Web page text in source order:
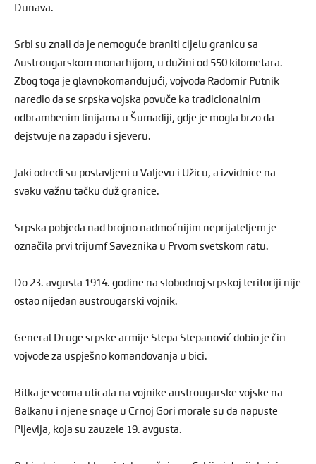
Dunava.
Srbi su znali da je nemoguće braniti cijelu granicu sa
Austrougarskom monarhijom, u dužini od 550 kilometara.
Zbog toga je glavnokomandujući, vojvoda Radomir Putnik
naredio da se srpska vojska povuče ka tradicionalnim
odbrambenim linijama u Šumadiji, gdje je mogla brzo da
dejstvuje na zapadu i sjeveru.
Jaki odredi su postavljeni u Valjevu i Užicu, a izvidnice na
svaku važnu tačku duž granice.
Srpska pobjeda nad brojno nadmoćnijim neprijateljem je
označila prvi trijumf Saveznika u Prvom svetskom ratu.
Do 23. avgusta 1914. godine na slobodnoj srpskoj teritoriji nije
ostao nijedan austrougarski vojnik.
General Druge srpske armije Stepa Stepanović dobio je čin
vojvode za uspješno komandovanja u bici.
Bitka je veoma uticala na vojnike austrougarske vojske na
Balkanu i njene snage u Crnoj Gori morale su da napuste
Pljevlja, koja su zauzele 19. avgusta.